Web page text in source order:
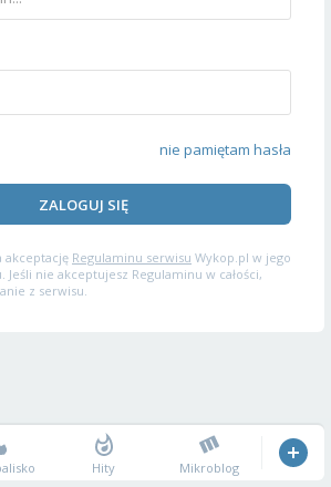
nie pamiętam hasła
ZALOGUJ SIĘ
akceptację Regulaminu serwisu Wykop.pl w jego
nie akceptujesz Regulaminu w całości,
z serwisu.
Hity Mikroblog